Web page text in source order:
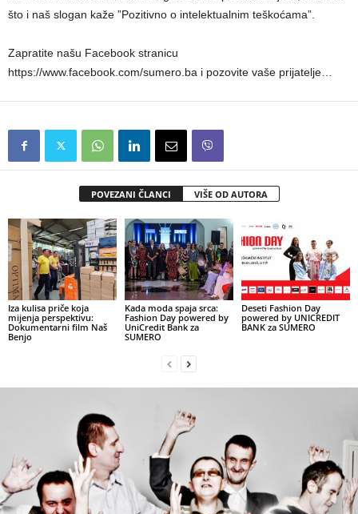
što i naš slogan kaže ”Pozitivno o intelektualnim teškoćama”.
Zapratite našu Facebook stranicu
https://www.facebook.com/sumero.ba i pozovite vaše prijatelje…
POVEZANI ČLANCI VIŠE OD AUTORA
Iza kulisa priče koja
mijenja perspektivu:
Dokumentarni film Naš
Benjo
Kada moda spaja srca:
Fashion Day powered by
UniCredit Bank za
SUMERO
Deseti Fashion Day
powered by UNICREDIT
BANK za SUMERO